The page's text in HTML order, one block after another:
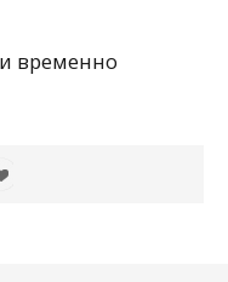
временно